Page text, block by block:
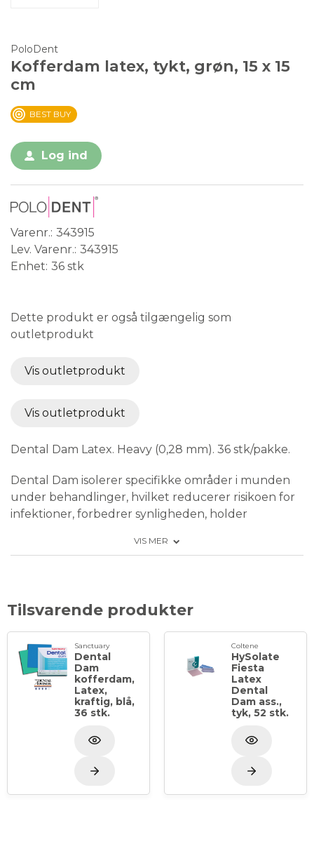
PoloDent
Kofferdam latex, tykt, grøn, 15 x 15
cm
BEST BUY
Log ind
Varenr. 343915
Lev. Varenr. 343915
Enhet 36 stk
Dette produkt er også tilgængelig som
outletprodukt
Vis outletprodukt
Vis outletprodukt
Dental Dam Latex. Heavy (0,28 mm). 36 stk/pakke.
Dental Dam isolerer specifikke områder i munden
under behandlinger, hvilket reducerer risikoen for
infektioner, forbedrer synligheden, holder
oplevelse. Produkterne er optimeret til at tilbyde
VIS MER
Tilsvarende produkter
Sanctuary
Dental
Dam
kofferdam,
Latex,
kraftig, blå,
36 stk.
Coltene
HySolate
Fiesta
Latex
Dental
Dam ass.,
tyk, 52 stk.